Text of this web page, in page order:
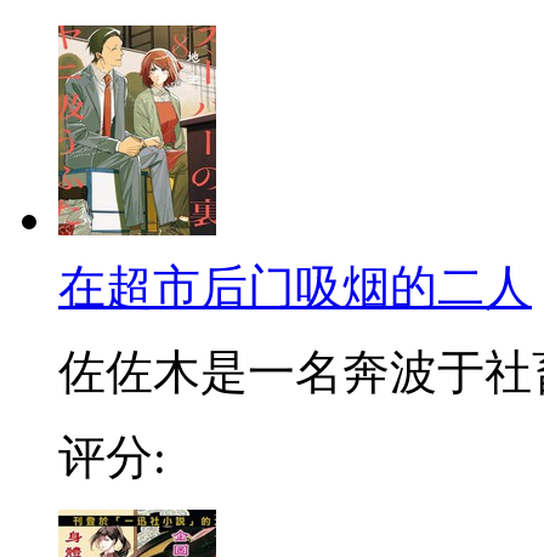
在超市后门吸烟的二人
佐佐木是一名奔波于社
评分: